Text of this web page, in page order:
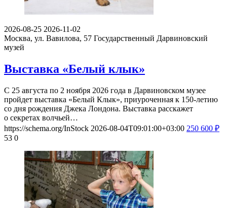
2026-08-25 2026-11-02
Москва, ул. Вавилова, 57 Государственный Дарвиновский
музей
Выставка «Белый клык»
С 25 августа по 2 ноября 2026 года в Дарвиновском музее
пройдет выставка «Белый Клык», приуроченная к 150-летию
со дня рождения Джека Лондона. Выставка расскажет
о секретах волчьей…
https://schema.org/InStock 2026-08-04T09:01:00+03:00 250 600 ₽
53 0